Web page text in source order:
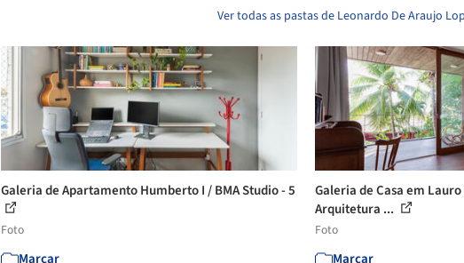
Ver todas as pastas de Leonardo De Araujo
Galeria de Apartamento Humberto I / BMA Studio - 5
Foto
Marcar
Galeria de Casa em
Arquitetura ...
Foto
Marcar